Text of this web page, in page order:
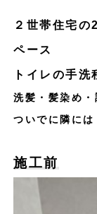
２世帯住宅の
ペース
トイレの手洗
洗髪・髪染め・
ついでに隣に
施工前